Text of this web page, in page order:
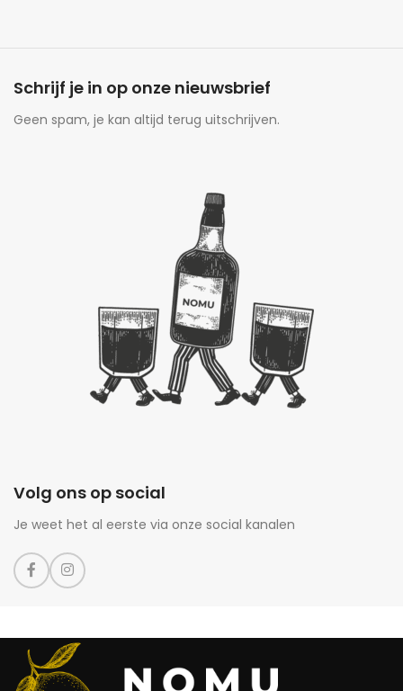
Schrijf je in op onze nieuwsbrief
Geen spam, je kan altijd terug uitschrijven.
Volg ons op social
Je weet het al eerste via onze social kanalen